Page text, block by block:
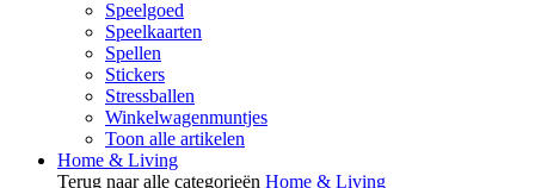
Speelgoed
Speelkaarten
Spellen
Stickers
Stressballen
Winkelwagenmuntjes
Toon alle artikelen
Home & Living
Terug naar alle categorieën Home & Living